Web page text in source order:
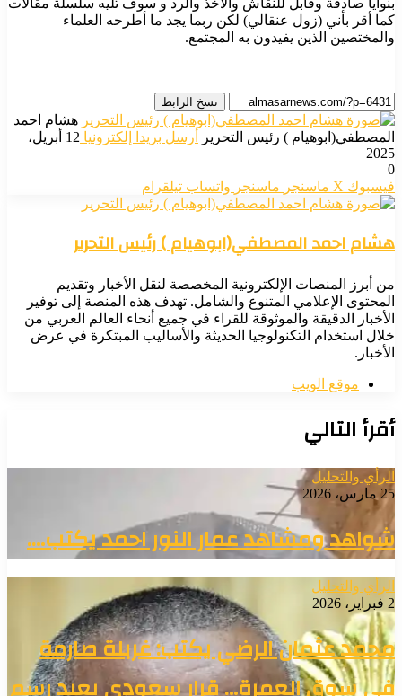
كما أقر بأني (زول عنقالي) لكن ربما يجد ما أطرحه العلماء
والمختصين الذين يفيدون به المجتمع.
نسخ الرابط
هشام احمد
المصطفي(ابوهيام ) رئيس التحرير
أرسل بريدا إلكترونيا
12 أبريل،
2025
0
فيسبوك ‫X ماسنجر ماسنجر واتساب تيلقرام
هشام احمد المصطفي(ابوهيام ) رئيس التحرير
من أبرز المنصات الإلكترونية المخصصة لنقل الأخبار وتقديم
المحتوى الإعلامي المتنوع والشامل. تهدف هذه المنصة إلى توفير
الأخبار الدقيقة والموثوقة للقراء في جميع أنحاء العالم العربي من
خلال استخدام التكنولوجيا الحديثة والأساليب المبتكرة في عرض
الأخبار.
موقع الويب
أقرأ التالي
الرأي والتحليل
25 مارس، 2026
شواهد ومشاهد عمار النور احمد يكتب….
الرأي والتحليل
2 فبراير، 2026
محمد عثمان الرضي يكتب: غربلة صارمة